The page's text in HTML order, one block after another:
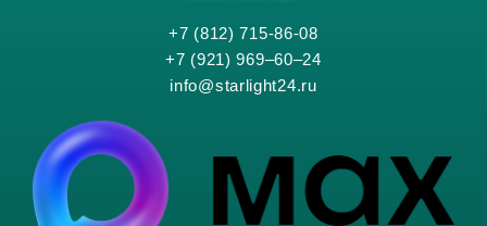
+7 (812) 715-86-08
+7 (921) 969–60–24
info@starlight24.ru